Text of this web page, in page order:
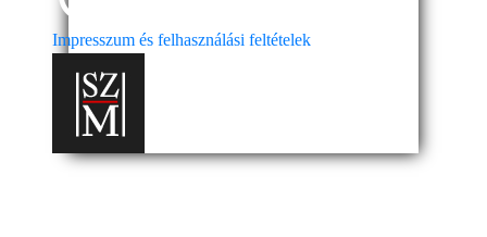
Impresszum és felhasználási feltételek